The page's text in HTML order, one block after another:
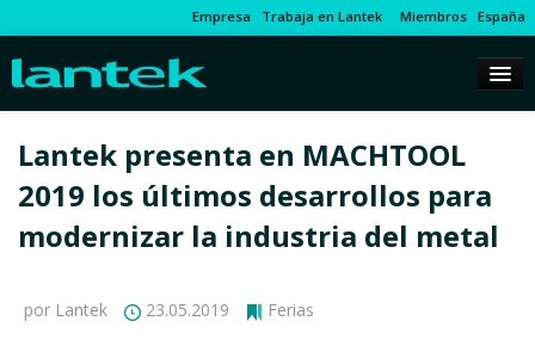
Empresa Trabaja en Lantek Miembros España
Lantek presenta en MACHTOOL
2019 los últimos desarrollos para
modernizar la industria del metal
por Lantek 23.05.2019 Ferias